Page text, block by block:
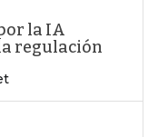
la IA
regulación